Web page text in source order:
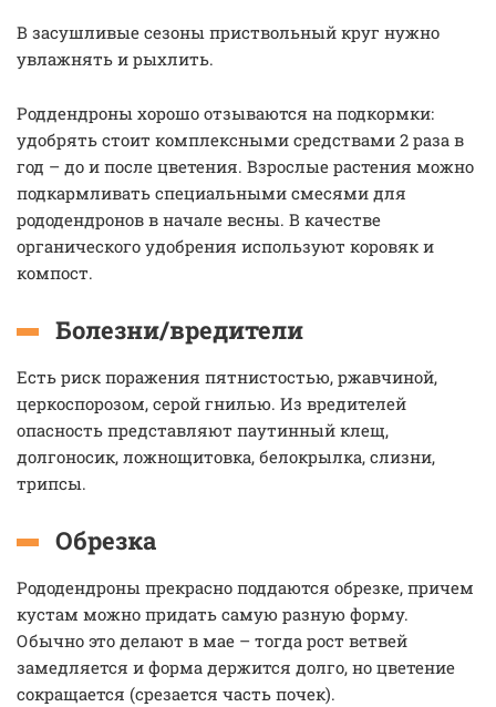
В засушливые сезоны приствольный круг нужно
увлажнять и рыхлить.
Роддендроны хорошо отзываются на подкормки:
удобрять стоит комплексными средствами 2 раза в
год – до и после цветения. Взрослые растения можно
подкармливать специальными смесями для
рододендронов в начале весны. В качестве
органического удобрения используют коровяк и
компост.
Болезни/вредители
Есть риск поражения пятнистостью, ржавчиной,
церкоспорозом, серой гнилью. Из вредителей
опасность представляют паутинный клещ,
долгоносик, ложнощитовка, белокрылка, слизни,
трипсы.
Обрезка
Рододендроны прекрасно поддаются обрезке, причем
кустам можно придать самую разную форму.
Обычно это делают в мае – тогда рост ветвей
замедляется и форма держится долго, но цветение
сокращается (срезается часть почек).